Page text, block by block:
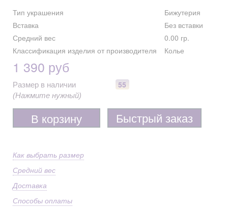
Тип украшения
Бижутерия
Вставка
Без вставки
Средний вес
0.00 гр.
Классификация изделия от производителя
Колье
1 390 руб
Размер в наличии
(Нажмите нужный)
55
В корзину Быстрый заказ
Как выбрать размер
Средний вес
Доставка
Способы оплаты